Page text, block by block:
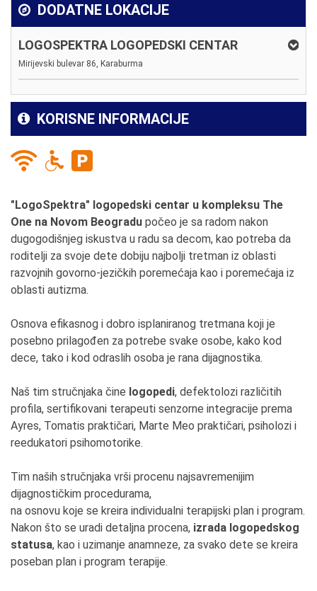
DODATNE LOKACIJE
LOGOSPEKTRA LOGOPEDSKI CENTAR
Mirijevski bulevar 86, Karaburma
KORISNE INFORMACIJE
"LogoSpektra" logopedski centar u kompleksu The
One na Novom Beogradu počeo je sa radom nakon
dugogodišnjeg iskustva u radu sa decom, kao potreba da
roditelji za svoje dete dobiju najbolji tretman iz oblasti
razvojnih govorno-jezičkih poremećaja kao i poremećaja iz
oblasti autizma.
Osnova efikasnog i dobro isplaniranog tretmana koji je
posebno prilagođen za potrebe svake osobe, kako kod
dece, tako i kod odraslih osoba je rana dijagnostika.
Naš tim stručnjaka čine logopedi, defektolozi različitih
profila, sertifikovani terapeuti senzorne integracije prema
Ayres, Tomatis praktičari, Marte Meo praktičari, psiholozi i
reedukatori psihomotorike.
Tim naših stručnjaka vrši procenu najsavremenijim
dijagnostičkim procedurama,
na osnovu koje se kreira individualni terapijski plan i program.
Nakon što se uradi detaljna procena, izrada logopedskog
statusa, kao i uzimanje anamneze, za svako dete se kreira
poseban plan i program terapije.